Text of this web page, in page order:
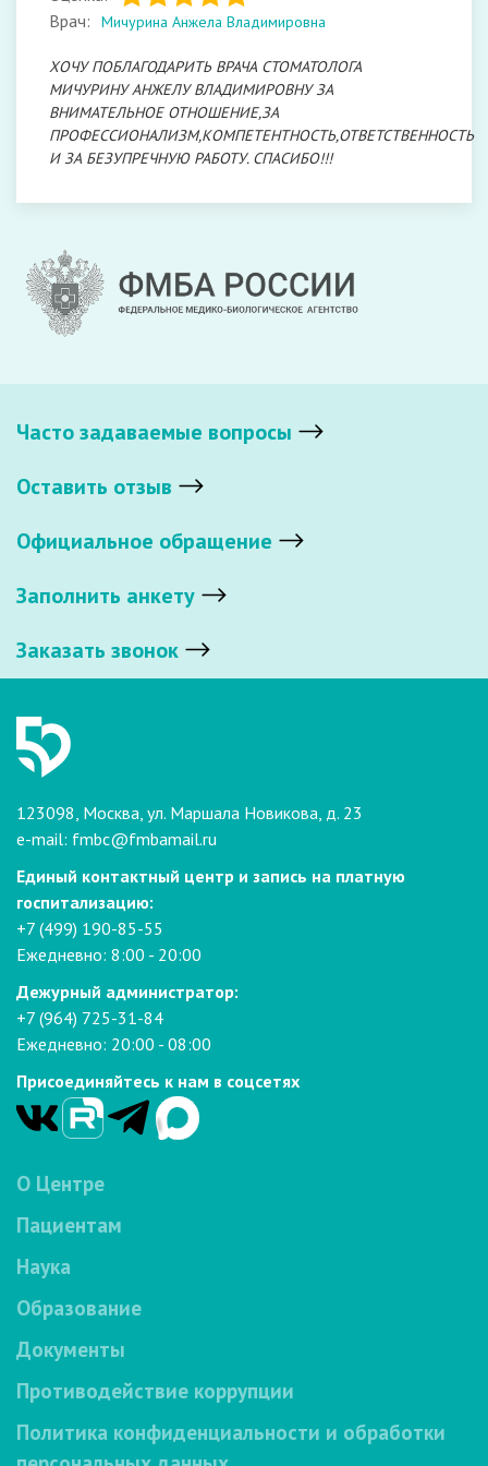
Врач:
Мичурина Анжела Владимировна
ХОЧУ ПОБЛАГОДАРИТЬ ВРАЧА СТОМАТОЛОГА
МИЧУРИНУ АНЖЕЛУ ВЛАДИМИРОВНУ ЗА
ВНИМАТЕЛЬНОЕ ОТНОШЕНИЕ,ЗА
ПРОФЕССИОНАЛИЗМ,КОМПЕТЕНТНОСТЬ,ОТВЕТСТВЕННОСТЬ
И ЗА БЕЗУПРЕЧНУЮ РАБОТУ. СПАСИБО!!!
Часто задаваемые вопросы
Оставить отзыв
Официальное обращение
Заполнить анкету
Заказать звонок
123098, Москва, ул. Маршала Новикова, д. 23
e-mail: fmbc@fmbamail.ru
Единый контактный центр и запись на платную
госпитализацию:
+7 (499) 190-85-55
Ежедневно: 8:00 - 20:00
Дежурный администратор:
+7 (964) 725-31-84
Ежедневно: 20:00 - 08:00
Присоединяйтесь к нам в соцсетях
О Центре
Пациентам
Наука
Образование
Документы
Противодействие коррупции
Политика конфиденциальности и обработки